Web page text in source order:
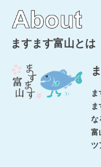
ますます富山とは
ま
な
富
ツ